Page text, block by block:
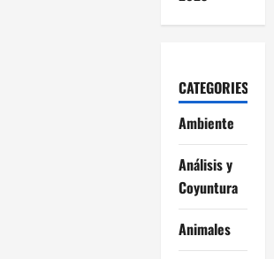
CATEGORIES
Ambiente
Análisis y
Coyuntura
Animales